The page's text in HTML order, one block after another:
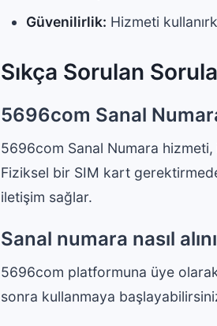
Güvenilirlik: Hizmeti
Sıkça Sorulan
5696com Sanal
5696com Sanal Numara
Fiziksel bir SIM kart
iletişim sağlar.
Sanal numara nasıl
5696com platformuna üye
sonra kullanmaya